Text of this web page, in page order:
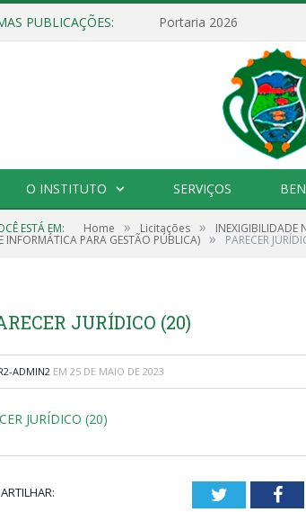
PUBLICAÇÕES: Portaria 2026
O INSTITUTO SERVIÇOS
ESTÁ EM: Home » Licitações » INEXIGIBILIDADE
INFORMÁTICA PARA GESTÃO PÚBLICA) » PARECER
JURÍDICO (20)
ADMIN2 EM 25 DE MAIO DE 2023
JURÍDICO (20)
Twitter